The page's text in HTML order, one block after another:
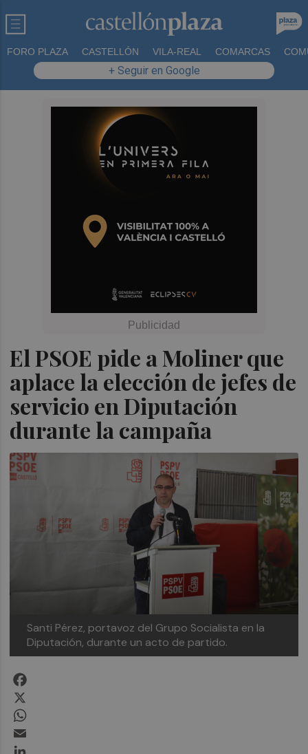
FORO PLAZA CASTELLÓN VILA-REAL COMARCAS
+ Seguir en Google
El PSOE pide a Moliner que
aplace la elección de jefes de
servicio en Diputación
durante la campaña
Santi Pérez, portavoz del Grupo Socialista en la
Diputación, durante un acto de partido.